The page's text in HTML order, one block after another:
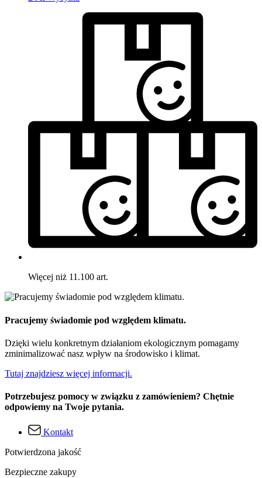
Więcej niż 11.100 art.
Pracujemy świadomie pod względem klimatu.
Dzięki wielu konkretnym działaniom ekologicznym pomagamy
zminimalizować nasz wpływ na środowisko i klimat.
Tutaj znajdziesz więcej informacji.
Potrzebujesz pomocy w związku z zamówieniem? Chętnie
odpowiemy na Twoje pytania.
Kontakt
Potwierdzona jakość
Bezpieczne zakupy